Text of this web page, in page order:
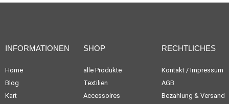
INFORMATIONEN
Home
Blog
Kart
SHOP
alle Produkte
Textilien
Accessoires
RECHTLICHES
Kontakt / Impressum
AGB
Bezahlung & Versand